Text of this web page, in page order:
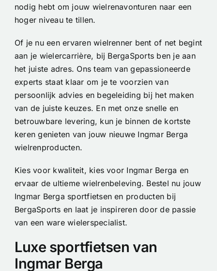
nodig hebt om jouw wielrenavonturen naar een
hoger niveau te tillen.
Of je nu een ervaren wielrenner bent of net begint
aan je wielercarrière, bij BergaSports ben je aan
het juiste adres. Ons team van gepassioneerde
experts staat klaar om je te voorzien van
persoonlijk advies en begeleiding bij het maken
van de juiste keuzes. En met onze snelle en
betrouwbare levering, kun je binnen de kortste
keren genieten van jouw nieuwe Ingmar Berga
wielrenproducten.
Kies voor kwaliteit, kies voor Ingmar Berga en
ervaar de ultieme wielrenbeleving. Bestel nu jouw
Ingmar Berga sportfietsen en producten bij
BergaSports en laat je inspireren door de passie
van een ware wielerspecialist.
Luxe sportfietsen van
Ingmar Berga